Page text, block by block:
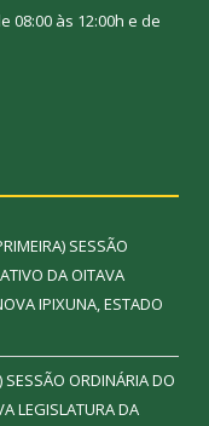
às 12:00h e de
SESSÃO
DA OITAVA
IPIXUNA, ESTADO
SESSÃO ORDINÁRIA DO
LEGISLATURA DA